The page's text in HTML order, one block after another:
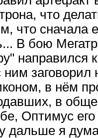
что
что сначала
В бою
направился
заговорил
в нём
в
Оптимус
дальше я